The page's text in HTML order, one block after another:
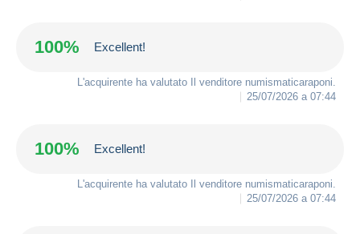
100% Excellent!
L'acquirente ha valutato Il venditore numismaticaraponi
25/07/2026 a 07:44
100% Excellent!
L'acquirente ha valutato Il venditore numismaticaraponi
25/07/2026 a 07:44